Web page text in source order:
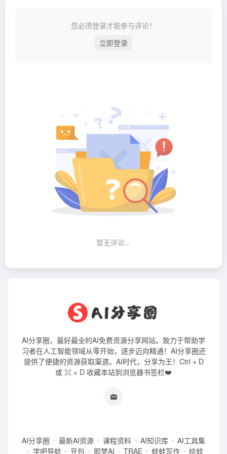
您必须登录才能参与评论！
立即登录
暂无评论...
AI分享圈，最好最全的AI免费资源分享网站。致力于帮助学
习者在人工智能领域从零开始，逐步迈向精通！AI分享圈还
提供了便捷的资源获取渠道。AI时代，分享为王！Ctrl + D
或 ⌘ + D 收藏本站到浏览器书签栏❤️
AI分享圈 最新AI资源 课程资料 AI知识库
AI工具集
学吧导航
豆包 即梦AI TRAE 蛙蛙写作 绘蛙